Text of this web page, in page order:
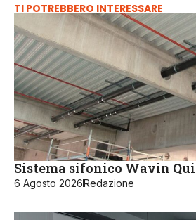
TI POTREBBERO INTERESSARE
Sistema sifonico Wavin
6 Agosto 2026Redazione